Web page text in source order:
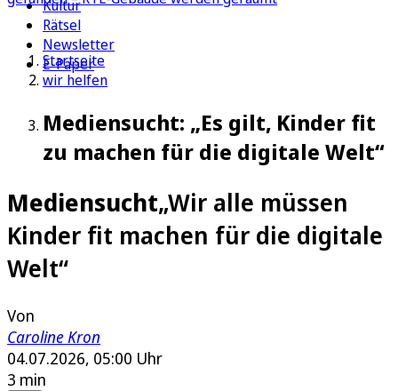
Kultur
Rätsel
Newsletter
E-Paper
Startseite
wir helfen
Mediensucht: „Es gilt, Kinder fit
zu machen für die digitale Welt“
Mediensucht„Wir alle müssen
Kinder fit machen für die digitale
Welt“
Von
Caroline Kron
04.07.2026, 05:00 Uhr
3 min